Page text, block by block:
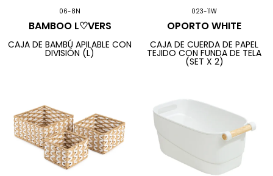
06-8N
BAMBOO L♡VERS
CAJA DE BAMBÚ APILABLE CON
DIVISIÓN (L)
023-11W
OPORTO WHITE
CAJA DE CUERDA DE PAPEL
TEJIDO CON FUNDA DE TELA
(SET X 2)